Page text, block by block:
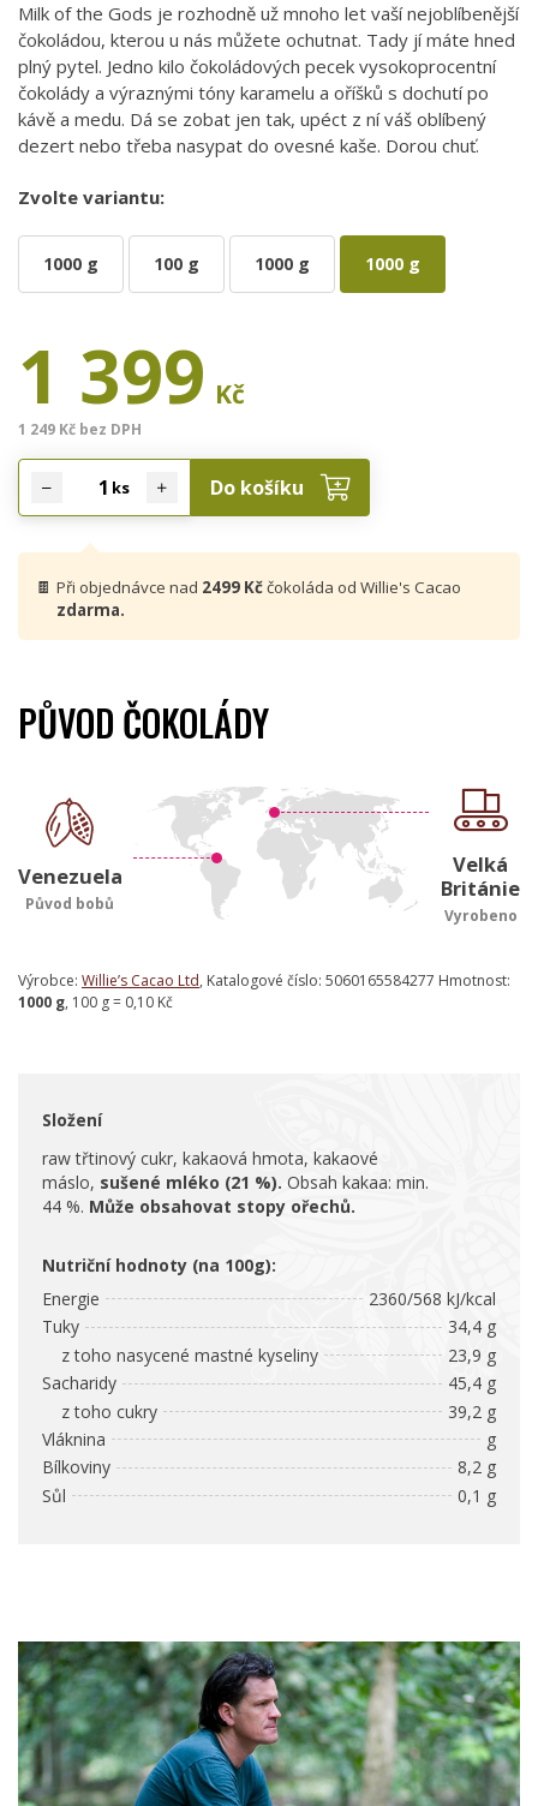
Milk of the Gods je rozhodně už mnoho let vaší nejoblíbenější
čokoládou, kterou u nás můžete ochutnat. Tady jí máte hned
plný pytel. Jedno kilo čokoládových pecek vysokoprocentní
čokolády a výraznými tóny karamelu a oříšků s dochutí po
kávě a medu. Dá se zobat jen tak, upéct z ní váš oblíbený
dezert nebo třeba nasypat do ovesné kaše. Dorou chuť.
Zvolte variantu:
1000 g 100 g 1000 g 1000 g
1 399 Kč
1 249 Kč bez DPH
ks Do košíku
🍫 Při objednávce nad 2499 Kččokoláda od Willie's Cacao
zdarma.
PŮVOD ČOKOLÁDY
Venezuela
Původ bobů
Velká
Británie
Vyrobeno
Výrobce: Willie’s Cacao Ltd, Katalogové číslo: 5060165584277 Hmotnost:
1000 g, 100 g = 0,10 Kč
Složení
raw třtinový cukr, kakaová hmota, kakaové
máslo, sušené mléko (21 %). Obsah kakaa: min.
44 %. Může obsahovat stopy ořechů.
Nutriční hodnoty (na 100g):
Energie
2360/568 kJ/kcal
Tuky
34,4 g
z toho nasycené mastné kyseliny
23,9 g
Sacharidy
45,4 g
z toho cukry
39,2 g
Vláknina
g
Bílkoviny
8,2 g
Sůl
0,1 g